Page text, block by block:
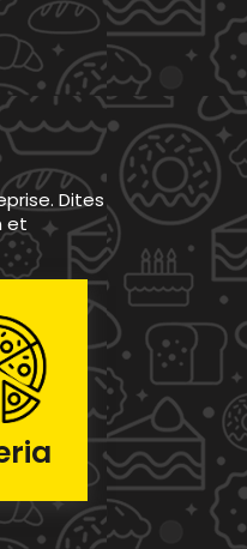
Dites
et